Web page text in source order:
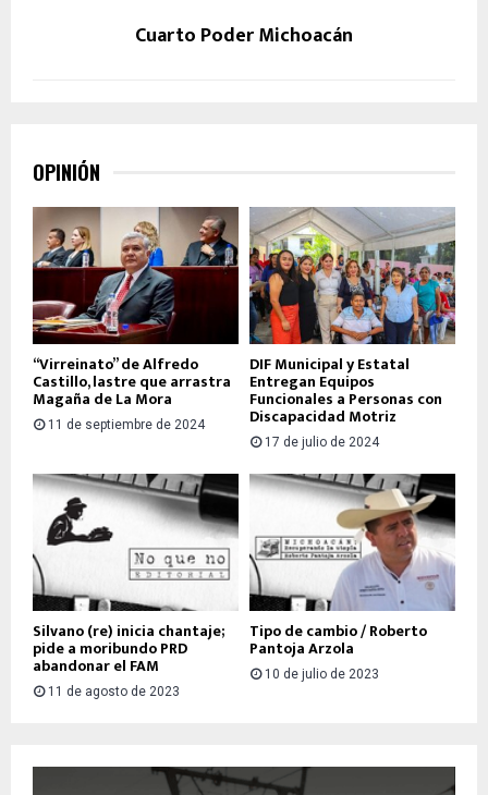
Cuarto Poder Michoacán
OPINIÓN
“Virreinato” de Alfredo
Castillo, lastre que arrastra
Magaña de La Mora
11 de septiembre de 2024
DIF Municipal y Estatal
Entregan Equipos
Funcionales a Personas con
Discapacidad Motriz
17 de julio de 2024
Silvano (re) inicia chantaje;
pide a moribundo PRD
abandonar el FAM
11 de agosto de 2023
Tipo de cambio / Roberto
Pantoja Arzola
10 de julio de 2023